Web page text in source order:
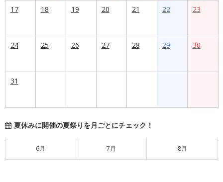
17
18 19 20 21 22 23
24 25 26 27 28 29 30
31
夏休みに開催の夏祭りを月ごとにチェック！
6月 7月 8月